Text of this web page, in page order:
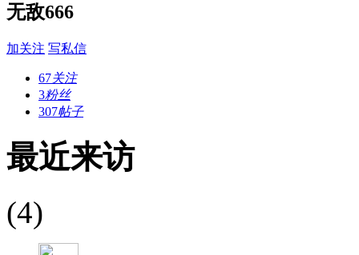
无敌666
加关注 写私信
67关注
3粉丝
307帖子
最近来访
(4)